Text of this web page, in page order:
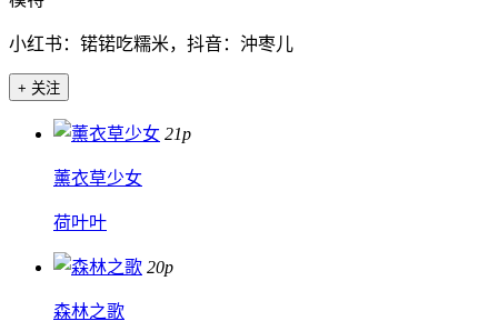
小红书：锘锘吃糯米，抖音：沖枣儿
+ 关注
21p
薰衣草少女
荷叶叶
20p
森林之歌